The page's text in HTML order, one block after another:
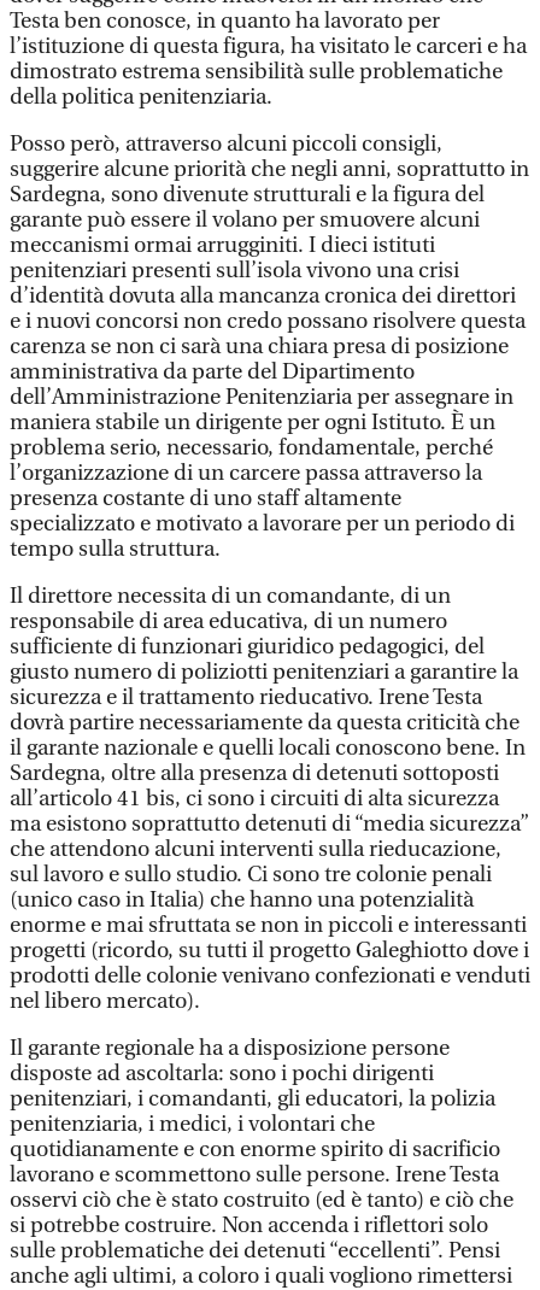
Testa ben conosce, in quanto ha lavorato per
l’istituzione di questa figura, ha visitato le carceri e ha
dimostrato estrema sensibilità sulle problematiche
della politica penitenziaria.
Posso però, attraverso alcuni piccoli consigli,
suggerire alcune priorità che negli anni, soprattutto in
Sardegna, sono divenute strutturali e la figura del
garante può essere il volano per smuovere alcuni
meccanismi ormai arrugginiti. I dieci istituti
penitenziari presenti sull’isola vivono una crisi
d’identità dovuta alla mancanza cronica dei direttori
e i nuovi concorsi non credo possano risolvere questa
carenza se non ci sarà una chiara presa di posizione
amministrativa da parte del Dipartimento
dell’Amministrazione Penitenziaria per assegnare in
maniera stabile un dirigente per ogni Istituto. È un
problema serio, necessario, fondamentale, perché
l’organizzazione di un carcere passa attraverso la
presenza costante di uno staff altamente
specializzato e motivato a lavorare per un periodo di
tempo sulla struttura.
Il direttore necessita di un comandante, di un
responsabile di area educativa, di un numero
sufficiente di funzionari giuridico pedagogici, del
giusto numero di poliziotti penitenziari a garantire la
sicurezza e il trattamento rieducativo. Irene Testa
dovrà partire necessariamente da questa criticità che
il garante nazionale e quelli locali conoscono bene. In
Sardegna, oltre alla presenza di detenuti sottoposti
all’articolo 41 bis, ci sono i circuiti di alta sicurezza
ma esistono soprattutto detenuti di “media sicurezza”
che attendono alcuni interventi sulla rieducazione,
sul lavoro e sullo studio. Ci sono tre colonie penali
(unico caso in Italia) che hanno una potenzialità
enorme e mai sfruttata se non in piccoli e interessanti
progetti (ricordo, su tutti il progetto Galeghiotto dove i
prodotti delle colonie venivano confezionati e venduti
nel libero mercato).
Il garante regionale ha a disposizione persone
disposte ad ascoltarla: sono i pochi dirigenti
penitenziari, i comandanti, gli educatori, la polizia
penitenziaria, i medici, i volontari che
quotidianamente e con enorme spirito di sacrificio
lavorano e scommettono sulle persone. Irene Testa
osservi ciò che è stato costruito (ed è tanto) e ciò che
si potrebbe costruire. Non accenda i riflettori solo
sulle problematiche dei detenuti “eccellenti”. Pensi
anche agli ultimi, a coloro i quali vogliono rimettersi